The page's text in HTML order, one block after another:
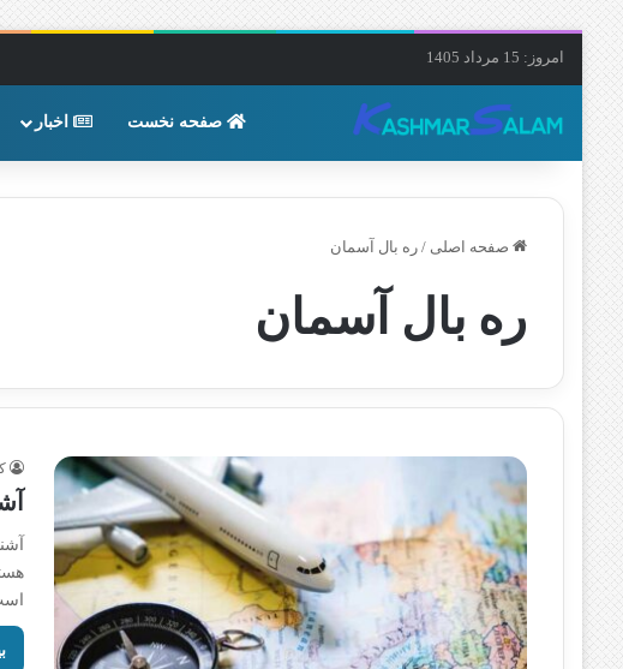
امروز: 15 مرداد 1405
صفحه نخست اخبار
صفحه اصلی / ره بال آسمان
ره بال آسمان